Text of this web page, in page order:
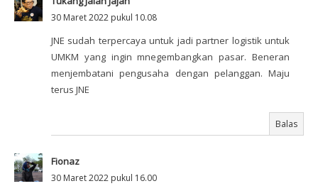
30 Maret 2022 pukul 10.08
JNE sudah terpercaya untuk jadi partner logistik untuk
UMKM yang ingin mnegembangkan pasar. Beneran
menjembatani pengusaha dengan pelanggan. Maju
terus JNE
Balas
Fionaz
30 Maret 2022 pukul 16.00